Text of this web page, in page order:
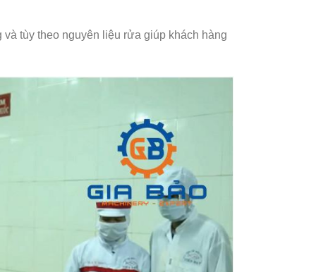
tùy theo nguyên liệu rửa giúp khách hàng